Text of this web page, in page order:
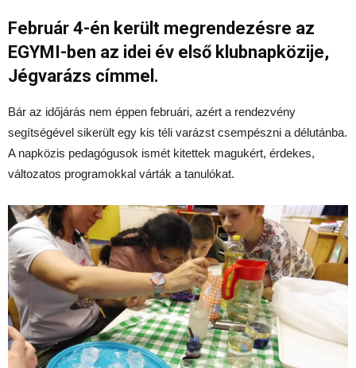
Február 4-én került megrendezésre az
EGYMI-ben az idei év első klubnapközije,
Jégvarázs címmel.
Bár az időjárás nem éppen februári, azért a rendezvény
segítségével sikerült egy kis téli varázst csempészni a délutánba.
A napközis pedagógusok ismét kitettek magukért, érdekes,
változatos programokkal várták a tanulókat.